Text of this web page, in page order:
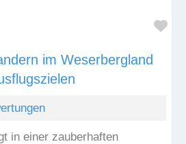
im Weserbergland
in einer zauberhaften